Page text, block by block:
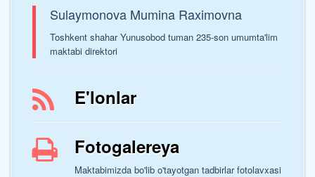
Sulaymonova Mumina Raximovna
Toshkent shahar Yunusobod tuman 235-son umumta'lim
maktabi direktori
E'lonlar
Fotogalereya
Maktabimizda bo'lib o'tayotgan tadbirlar fotolavxasi